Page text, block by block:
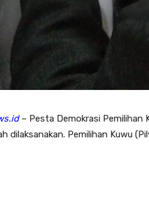
– Pesta Demokrasi Pemilihan
dilaksanakan. Pemilihan Kuwu